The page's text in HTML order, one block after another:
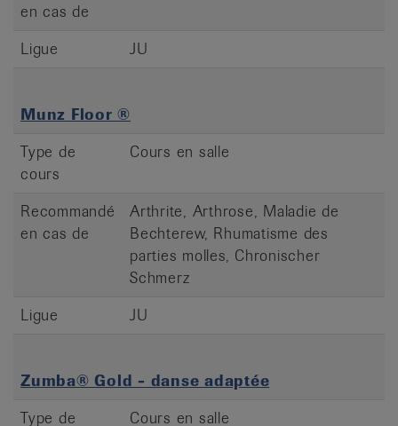
en cas de
Ligue JU
Munz Floor ®
Type de
cours
Cours en salle
Recommandé
en cas de
Arthrite, Arthrose, Maladie de
Bechterew, Rhumatisme des
parties molles, Chronischer
Schmerz
Ligue
JU
Zumba® Gold - danse adaptée
Type de
Cours en salle